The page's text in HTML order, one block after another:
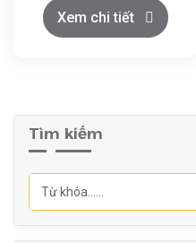
Dung tích chiết rót: 20 –
120 ml
Xem chi tiết
Tìm kiếm